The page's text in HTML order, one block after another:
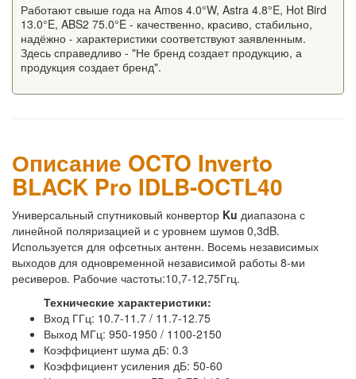
Работают свыше года на Amos 4.0°W, Astra 4.8°E, Hot Bird
13.0°E, ABS2 75.0°E - качественно, красиво, стабильно,
надёжно - характеристики соответствуют заявленным.
Здесь справедливо - "Не бренд создает продукцию, а
продукция создает бренд".
Описание OCTO Inverto
BLACK Pro IDLB-OCTL40
Универсальный спутниковый конвертор Ku диапазона с
линейной поляризацией и с уровнем шумов 0,3dB.
Используется для офсетных антенн. Восемь независимых
выходов для одновременной независимой работы 8-ми
ресиверов. Рабочие частоты:10,7-12,75Ггц.
Технические характеристики:
Вход ГГц: 10.7-11.7 / 11.7-12.75
Выход МГц: 950-1950 / 1100-2150
Коэффициент шума дБ: 0.3
Коэффициент усиления дБ: 50-60